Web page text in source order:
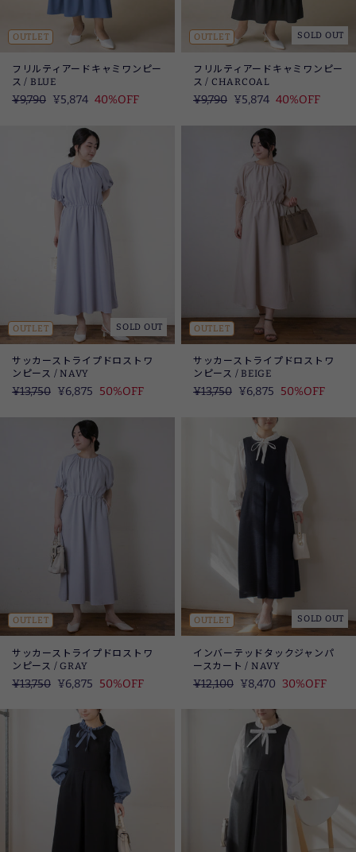
OUTLET
フリルティアードキャミワンピー
ス / BLUE
定
¥9,790 SALE
¥5,874 40%OFF
OUTLET SOLD OUT
フリルティアードキャミワンピー
ス / CHARCOAL
定
¥9,790 SALE
¥5,874 40%OFF
OUTLET SOLD OUT
サッカーストライプドロストワ
ンピース / NAVY
定
¥13,750 SALE
¥6,875 50%OFF
OUTLET
サッカーストライプドロストワ
ンピース / BEIGE
定
¥13,750 SALE
¥6,875 50%OFF
OUTLET
サッカーストライプドロストワ
ンピース / GRAY
定
¥13,750 SALE
¥6,875 50%OFF
OUTLET SOLD OUT
インバーテッドタックジャンパ
ースカート / NAVY
定
¥12,100 SALE
¥8,470 30%OFF